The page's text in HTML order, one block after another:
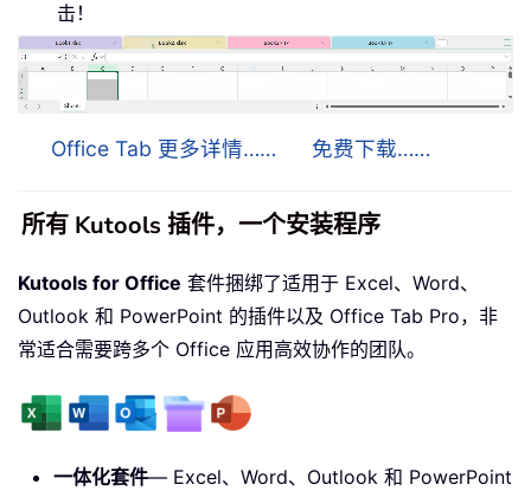
击！
Office Tab 更多详情…… 免费下载……
所有 Kutools 插件，一个安装程序
Kutools for Office 套件捆绑了适用于 Excel、Word、
Outlook 和 PowerPoint 的插件以及 Office Tab Pro，非
常适合需要跨多个 Office 应用高效协作的团队。
一体化套件— Excel、Word、Outlook 和 PowerPoint